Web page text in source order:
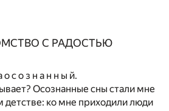
С РАДОСТЬЮ
с о з н а н н ы й.
Осознанные сны стали мне
детстве: ко мне приходили люди